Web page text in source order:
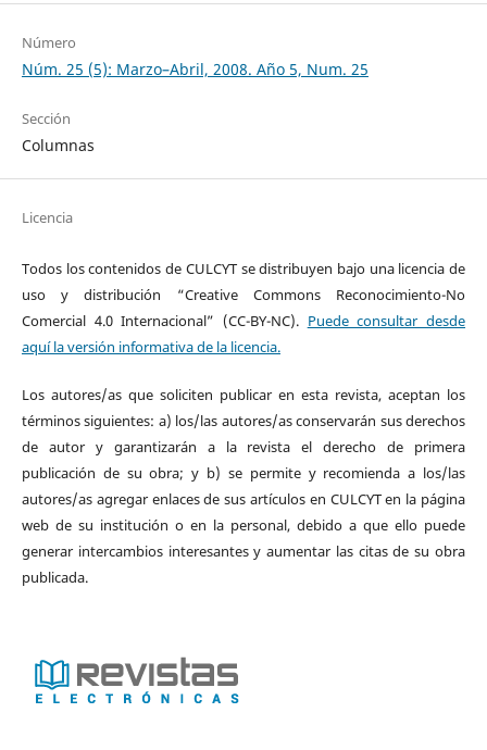
Número
Núm. 25 (5): Marzo–Abril, 2008. Año 5, Num. 25
Sección
Columnas
Licencia
Todos los contenidos de CULCYT se distribuyen bajo una licencia de
uso y distribución “Creative Commons Reconocimiento-No
Comercial 4.0 Internacional” (CC-BY-NC). Puede consultar desde
aquí la versión informativa de la licencia.
Los autores/as que soliciten publicar en esta revista, aceptan los
términos siguientes: a) los/las autores/as conservarán sus derechos
de autor y garantizarán a la revista el derecho de primera
publicación de su obra; y b) se permite y recomienda a los/las
autores/as agregar enlaces de sus artículos en CULCYT en la página
web de su institución o en la personal, debido a que ello puede
generar intercambios interesantes y aumentar las citas de su obra
publicada.